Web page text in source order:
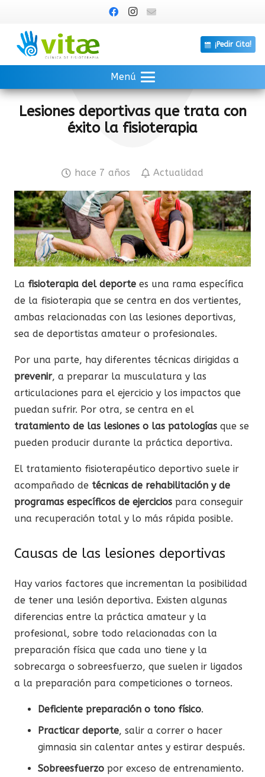
¡Pedir Cita!
Menú
Lesiones deportivas que trata con
éxito la fisioterapia
hace 7 años Actualidad
La fisioterapia del deporte es una rama específica
de la fisioterapia que se centra en dos vertientes,
ambas relacionadas con las lesiones deportivas,
sea de deportistas amateur o profesionales.
Por una parte, hay diferentes técnicas dirigidas a
prevenir, a preparar la musculatura y las
articulaciones para el ejercicio y los impactos que
puedan sufrir. Por otra, se centra en el
tratamiento de las lesiones o las patologías que se
pueden producir durante la práctica deportiva.
El tratamiento fisioterapéutico deportivo suele ir
acompañado de técnicas de rehabilitación y de
programas específicos de ejercicios para conseguir
una recuperación total y lo más rápida posible.
Causas de las lesiones deportivas
Hay varios factores que incrementan la posibilidad
de tener una lesión deportiva. Existen algunas
diferencias entre la práctica amateur y la
profesional, sobre todo relacionadas con la
preparación física que cada uno tiene y la
sobrecarga o sobreesfuerzo, que suelen ir ligados
a la preparación para competiciones o torneos.
Deficiente preparación o tono físico.
Practicar deporte, salir a correr o hacer
gimnasia sin calentar antes y estirar después.
Sobreesfuerzo por exceso de entrenamiento.